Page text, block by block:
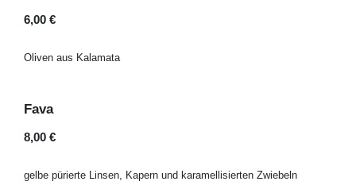
6,00 €
Oliven aus Kalamata
Fava
8,00 €
gelbe pürierte Linsen, Kapern und karamellisierten Zwiebeln